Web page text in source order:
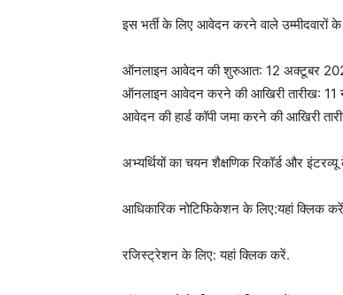
इस भर्ती के लिए आवेदन करने वाले उम्मीदवारों के
ऑनलाइन आवेदन की शुरुआत: 12 अक्टूबर
ऑनलाइन आवेदन करने की आखिरी तारीख: 11
आवेदन की हार्ड कॉपी जमा करने की आखिरी
अभ्यर्थियों का चयन शैक्षणिक रिकॉर्ड और
आधिकारिक नोटिफिकेशन के लिए:यहां क्लिक
रजिस्ट्रेशन के लिए: यहां क्लिक करें.